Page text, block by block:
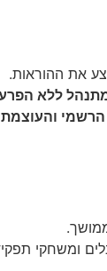
את ההוראות.
ללא
ומשחקי